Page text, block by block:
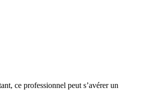
ce professionnel peut s’avérer un